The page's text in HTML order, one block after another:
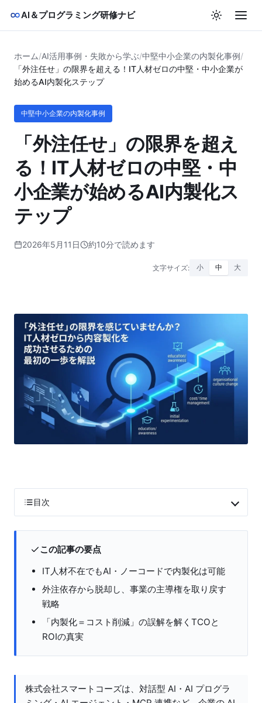
AI＆プログラミング研修ナビ
ホーム/AI活用事例・失敗から学ぶ/中堅中小企業の内製化事例/
「外注任せ」の限界を超える！IT人材ゼロの中堅・中小企業が
始めるAI内製化ステップ
中堅中小企業の内製化事例
「外注任せ」の限界を超え
る！IT人材ゼロの中堅・中
小企業が始めるAI内製化ス
テップ
2026年5月11日 約10分で読めます
文字サイズ: 小 中 大
目次
この記事の要点
IT人材不在でもAI・ノーコードで内製化は可能
外注依存から脱却し、事業の主導権を取り戻す
戦略
「内製化＝コスト削減」の誤解を解くTCOと
ROIの真実
株式会社スマートコーズは、対話型 AI・AI プログラ